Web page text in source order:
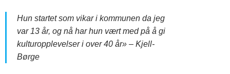
Hun startet som vikar i kommunen da jeg
var 13 år, og nå har hun vært med på å gi
kulturopplevelser i over 40 år» – Kjell-
Børge